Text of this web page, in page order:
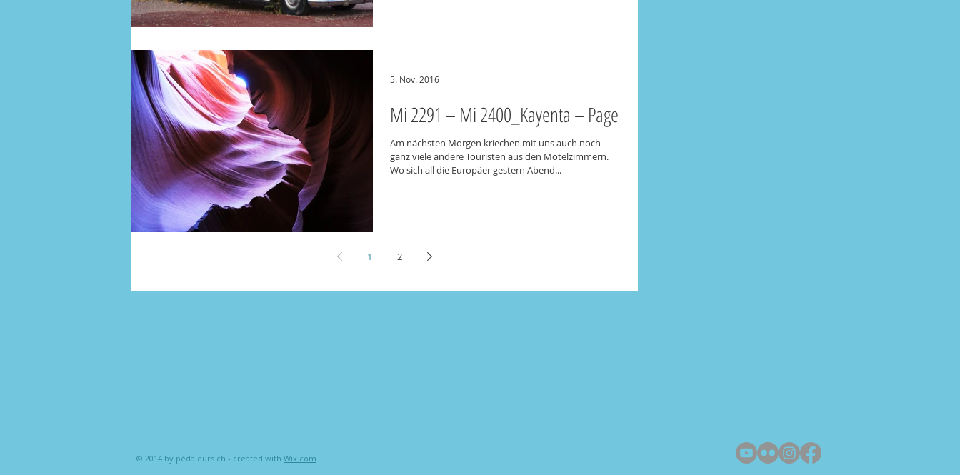
Mi 2291 – Mi 2400_Kayenta – Page
Am nächsten Morgen kriechen mit uns auch noch
ganz viele andere Touristen aus den Motelzimmern.
Wo sich all die Europäer gestern Abend...
5. Nov. 2016
1 2
© 2014 by pédaleurs.ch - created with Wix.com